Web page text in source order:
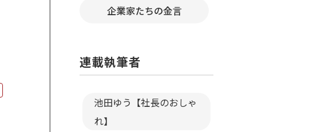
企業家たちの金言
連載執筆者
池田ゆう【社長のおしゃ
れ】